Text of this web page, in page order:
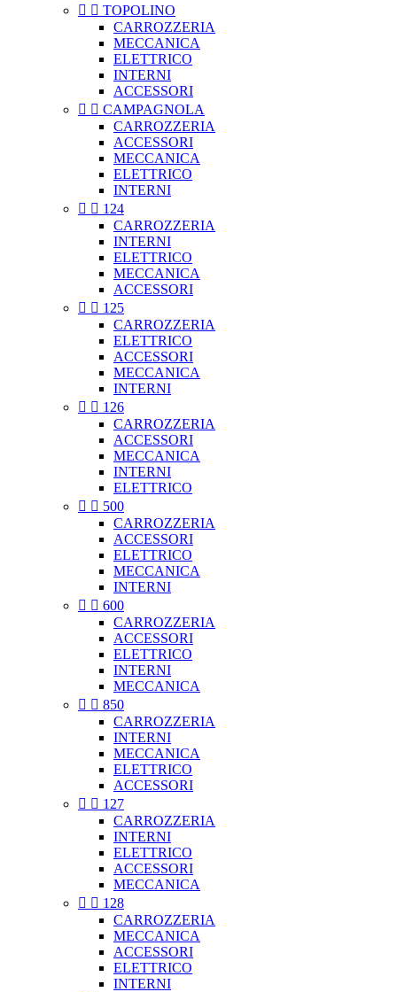
  TOPOLINO
CARROZZERIA
MECCANICA
ELETTRICO
INTERNI
ACCESSORI
  CAMPAGNOLA
CARROZZERIA
ACCESSORI
MECCANICA
ELETTRICO
INTERNI
  124
CARROZZERIA
INTERNI
ELETTRICO
MECCANICA
ACCESSORI
  125
CARROZZERIA
ELETTRICO
ACCESSORI
MECCANICA
INTERNI
  126
CARROZZERIA
ACCESSORI
MECCANICA
INTERNI
ELETTRICO
  500
CARROZZERIA
ACCESSORI
ELETTRICO
MECCANICA
INTERNI
  600
CARROZZERIA
ACCESSORI
ELETTRICO
INTERNI
MECCANICA
  850
CARROZZERIA
INTERNI
MECCANICA
ELETTRICO
ACCESSORI
  127
CARROZZERIA
INTERNI
ELETTRICO
ACCESSORI
MECCANICA
  128
CARROZZERIA
MECCANICA
ACCESSORI
ELETTRICO
INTERNI